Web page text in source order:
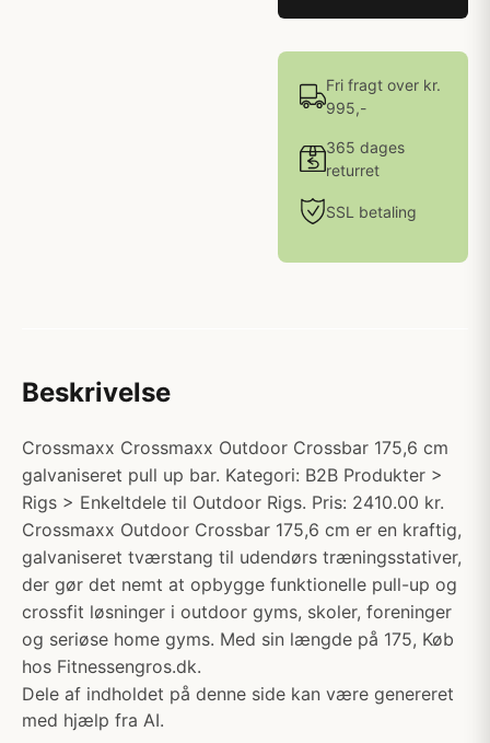
Fri fragt over kr.
995,-
365 dages
returret
SSL betaling
Beskrivelse
Crossmaxx Crossmaxx Outdoor Crossbar 175,6 cm
galvaniseret pull up bar. Kategori: B2B Produkter >
Rigs > Enkeltdele til Outdoor Rigs. Pris: 2410.00 kr.
Crossmaxx Outdoor Crossbar 175,6 cm er en kraftig,
galvaniseret tværstang til udendørs træningsstativer,
der gør det nemt at opbygge funktionelle pull-up og
crossfit løsninger i outdoor gyms, skoler, foreninger
og seriøse home gyms. Med sin længde på 175, Køb
hos Fitnessengros.dk.
Dele af indholdet på denne side kan være genereret
med hjælp fra AI.